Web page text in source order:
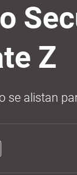
Z
se alistan